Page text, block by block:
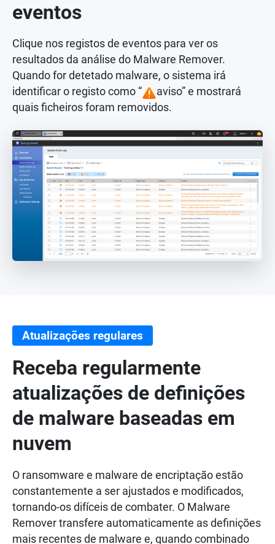
eventos
Clique nos registos de eventos para ver os
resultados da análise do Malware Remover.
Quando for detetado malware, o sistema irá
identificar o registo como “
aviso” e mostrará
quais ficheiros foram removidos.
Atualizações regulares
Receba regularmente
atualizações de definições
de malware baseadas em
nuvem
O ransomware e malware de encriptação estão
constantemente a ser ajustados e modificados,
tornando-os difíceis de combater. O Malware
Remover transfere automaticamente as definições
mais recentes de malware e, quando combinado